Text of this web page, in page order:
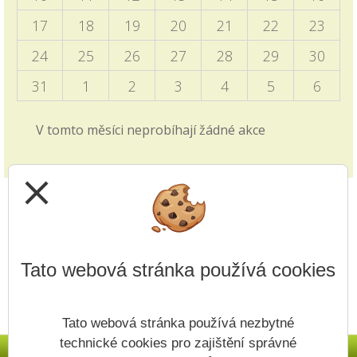
Programový týden v Sasku
04.10.2025
Informace pro vyjíždějící děti zveřejněny v blogu
školy i v záložce 2. stupně - Programový týden v
Sasku.
Zkrácené vyučování - volby
28.09.2025
v pátek 3.10. viz článek v blogu školy
Jak si vybrat střední školu?
Video z produkce ČT edu je zveřejněno v záložce
Upřesnění v článku - Nový způsob plateb
11.09.2025
17
18 19 20 21 22
23
24
25 26 27 28 29
30
31
1 2 3 4 5 6
V tomto měsíci neprobíhají žádné akce
close
Tato webová stránka používá cookies
Tato webová stránka používá nezbytné
technické cookies pro zajištění správné